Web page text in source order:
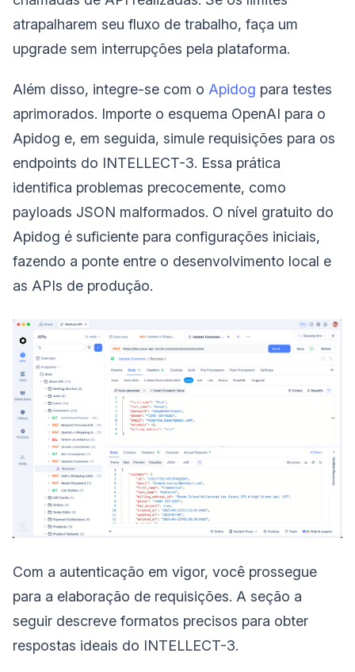
atrapalharem seu fluxo de trabalho, faça um
upgrade sem interrupções pela plataforma.
Além disso, integre-se com o Apidog para testes
aprimorados. Importe o esquema OpenAI para o
Apidog e, em seguida, simule requisições para os
endpoints do INTELLECT-3. Essa prática
identifica problemas precocemente, como
payloads JSON malformados. O nível gratuito do
Apidog é suficiente para configurações iniciais,
fazendo a ponte entre o desenvolvimento local e
as APIs de produção.
Com a autenticação em vigor, você prossegue
para a elaboração de requisições. A seção a
seguir descreve formatos precisos para obter
respostas ideais do INTELLECT-3.